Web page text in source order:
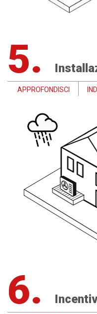
5.
APPROFONDISCI
6.